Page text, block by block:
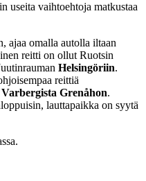
useita vaihtoehtoja matkustaa
ajaa omalla autolla iltaan
reitti on ollut Ruotsin
Helsingöriin.
reittiä
Varbergista Grenåhon.
lauttapaikka on syytä